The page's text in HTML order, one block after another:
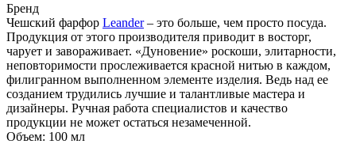
Бренд
Чешский фарфор Leander– это больше, чем просто посуда.
Продукция от этого производителя приводит в восторг,
чарует и завораживает. «Дуновение» роскоши, элитарности,
неповторимости прослеживается красной нитью в каждом,
филигранном выполненном элементе изделия. Ведь над ее
созданием трудились лучшие и талантливые мастера и
дизайнеры. Ручная работа специалистов и качество
продукции не может остаться незамеченной.
Объем: 100 мл